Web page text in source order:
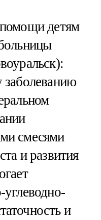
детям
смесями
и развития
углеводно-
и